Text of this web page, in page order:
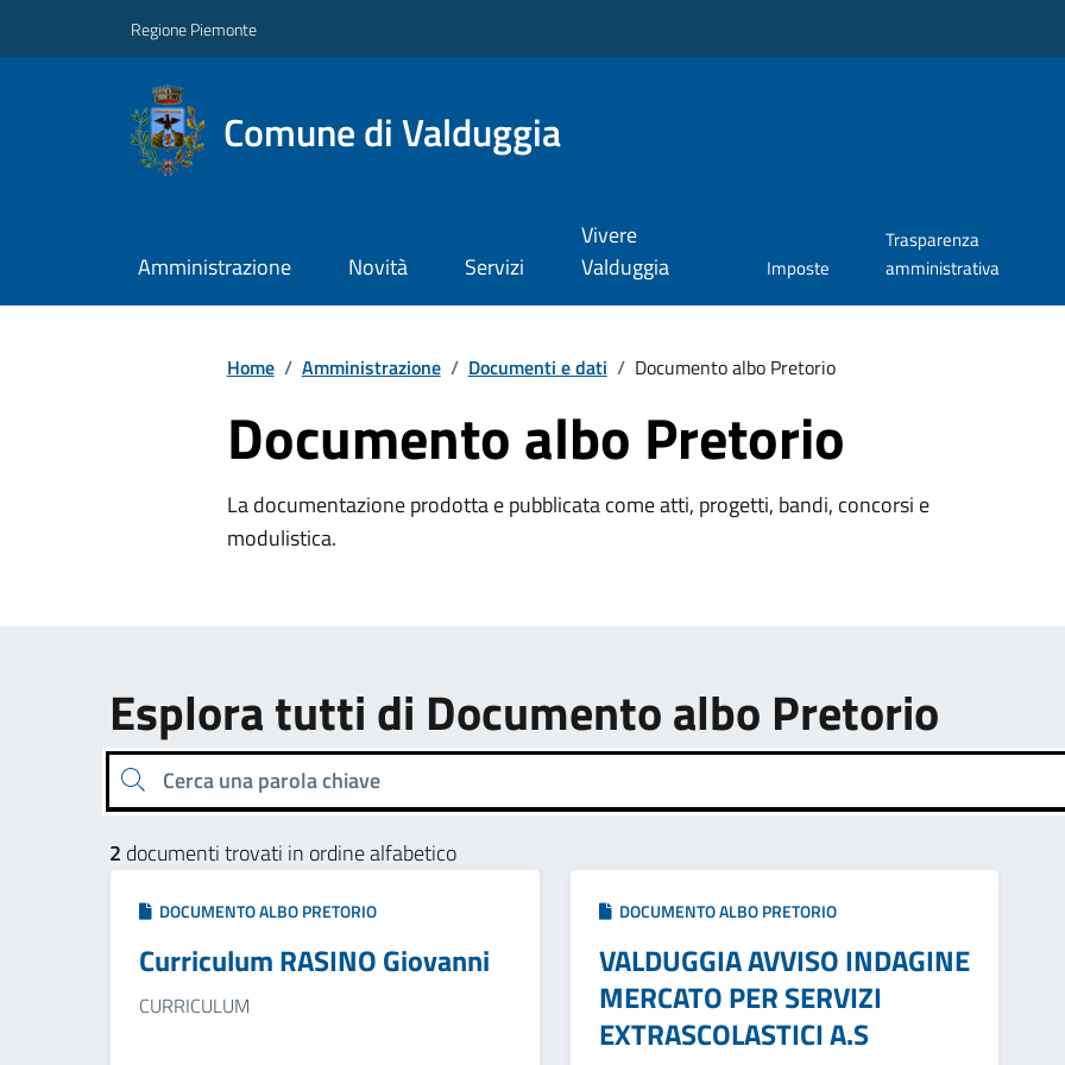
Regione Piemonte
Comune di Valduggia
Amministrazione Novità Servizi
Vivere
Valduggia
Imposte
Trasparenza
amministrativa
Home / Amministrazione / Documenti e dati / Documento albo Pretorio
Documento albo Pretorio
La documentazione prodotta e pubblicata come atti, progetti, bandi, concorsi e
modulistica.
Esplora tutti di Documento albo Pretorio
Cerca una parola chiave
2 documenti trovati in ordine alfabetico
DOCUMENTO ALBO PRETORIO
Curriculum RASINO Giovanni
CURRICULUM
DOCUMENTO ALBO PRETORIO
VALDUGGIA AVVISO INDAGINE
MERCATO PER SERVIZI
EXTRASCOLASTICI A.S